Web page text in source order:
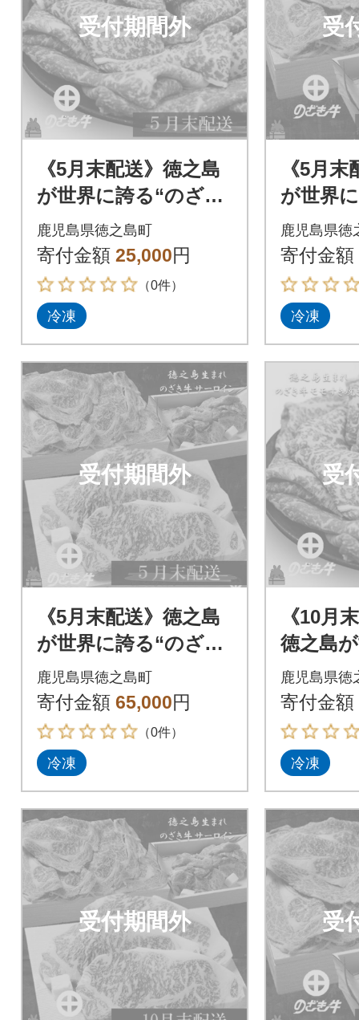
受付期間外
《5月末配送》徳之島
が世界に誇る“のざき
牛”モモすき焼きギフ
ト
鹿児島県徳之島町
寄付金額 25,000円
（0件）
冷凍
受
《5月
が世界
牛”ロー
フト
鹿児島県徳
寄付金額
冷凍
受付期間外
《5月末配送》徳之島
が世界に誇る“のざき
牛”サーロインステー
キギフト
鹿児島県徳之島町
寄付金額 65,000円
（0件）
冷凍
受
《10月
徳之島
る“のざ
モすき
鹿児島県徳
寄付金額
冷凍
受付期間外 受